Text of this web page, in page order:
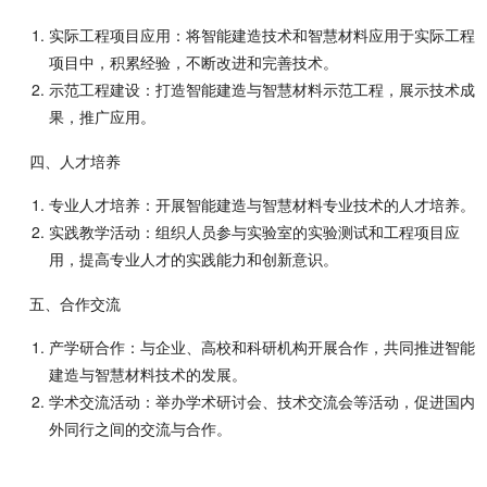
实际工程项目应用：将智能建造技术和智慧材料应用于实际工程
项目中，积累经验，不断改进和完善技术。
示范工程建设：打造智能建造与智慧材料示范工程，展示技术成
果，推广应用。
四、人才培养
专业人才培养：开展智能建造与智慧材料专业技术的人才培养。
实践教学活动：组织人员参与实验室的实验测试和工程项目应
用，提高专业人才的实践能力和创新意识。
五、合作交流
产学研合作：与企业、高校和科研机构开展合作，共同推进智能
建造与智慧材料技术的发展。
学术交流活动：举办学术研讨会、技术交流会等活动，促进国内
外同行之间的交流与合作。